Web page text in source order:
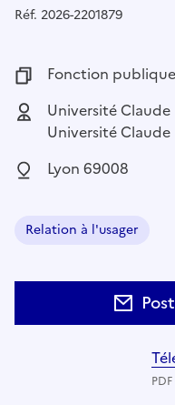
Réf. Référence :
2026-2201879
Fonction publique :
Fonction
Employeur :
Université Claude
Université Claude
Localisation :
Lyon 69008
Domaine :
Relation à l'usager